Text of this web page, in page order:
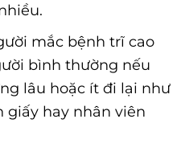
mắc bệnh trĩ cao
bình thường nếu
lâu hoặc ít đi lại như
giấy hay nhân viên